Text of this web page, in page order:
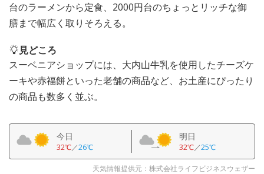
台のラーメンから定食、2000円台のちょっとリッチな御
膳まで幅広く取りそろえる。
見どころ
スーベニアショップには、大内山牛乳を使用したチーズケ
ーキや赤福餅といった老舗の商品など、お土産にぴったり
の商品も数多く並ぶ。
今日
32℃／26℃
明日
32℃／25℃
天気情報提供元：株式会社ライフビジネスウェザー